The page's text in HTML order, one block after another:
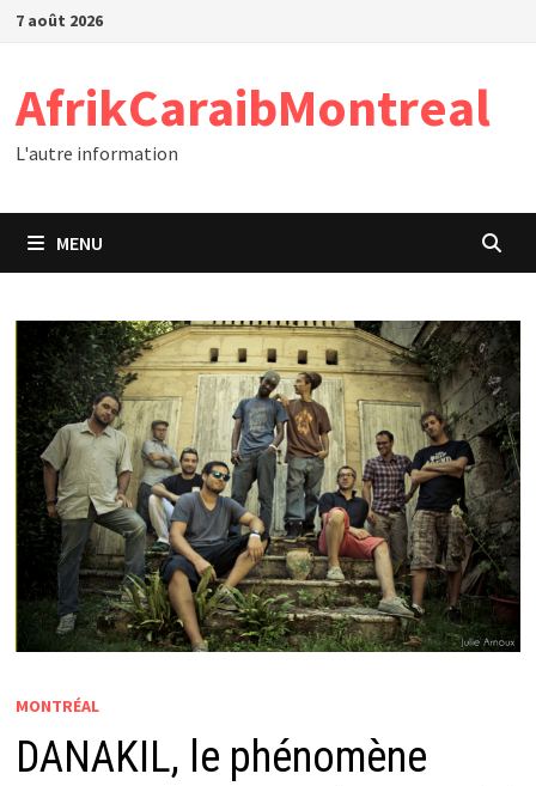
Passer
7 août 2026
AfrikCaraibMontreal
L'autre information
MENU
MONTRÉAL
DANAKIL, le phénomène